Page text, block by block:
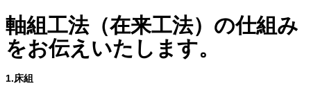
軸組工法（在来工法）の仕組み
をお伝えいたします。
1.床組